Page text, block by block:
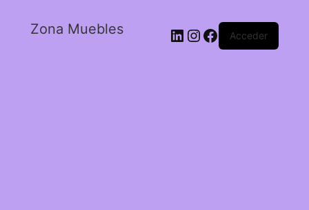
Zona Muebles Acceder